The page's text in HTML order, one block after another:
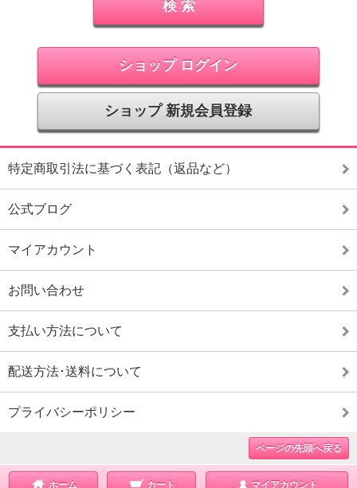
ショップ ログイン
ショップ 新規会員登録
特定商取引法に基づく表記（返品など）
公式ブログ
マイアカウント
お問い合わせ
支払い方法について
配送方法･送料について
プライバシーポリシー
ページの先頭へ戻る
ホーム カート マイアカウント